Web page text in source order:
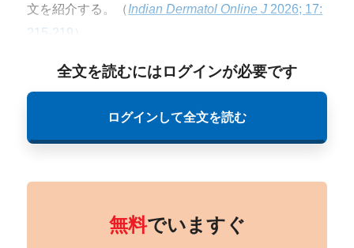
文を紹介する。（Indian Dermatol Online J 2026; 17:
215-219
全文を読むにはログインが必要です
ログインして全文を読む
無料でいますぐ